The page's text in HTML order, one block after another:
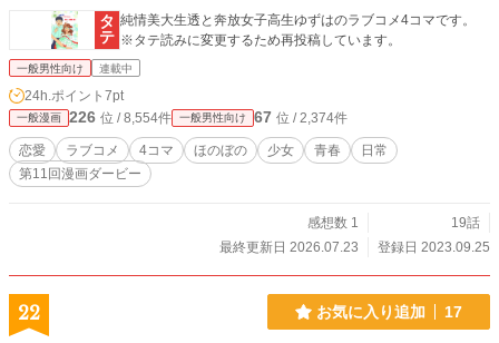
純情美大生透と奔放女子高生ゆずはのラブコメ4コマです。
※タテ読みに変更するため再投稿しています。
一般男性向け 連載中
24h.ポイント 7pt
一般漫画 226 位 / 8,554件 一般男性向け 67 位 / 2,374件
恋愛 ラブコメ 4コマ ほのぼの 少女 青春
日常
第11回漫画ダービー
感想数 1
19話
最終更新日 2026.07.23
登録日 2023.09.25
22 お気に入り追加 17